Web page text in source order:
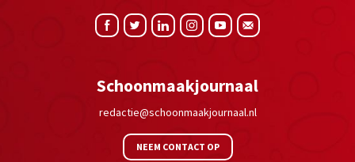
Schoonmaakjournaal
redactie@schoonmaakjournaal.nl
NEEM CONTACT OP